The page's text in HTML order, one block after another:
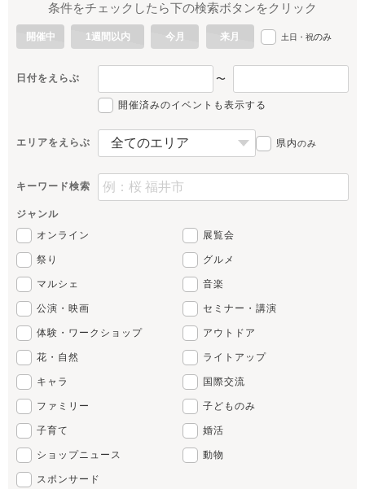
条件をチェックしたら下の検索ボタンをクリック
開催中 1週間以内 今月 来月 土日・祝のみ
日付をえらぶ 〜
開催済みのイベントも表示する
エリアをえらぶ 県内のみ
キーワード検索
ジャンル
オンライン
展覧会
祭り グルメ
マルシェ 音楽
公演・映画 セミナー・講演
体験・ワークショップ アウトドア
花・自然 ライトアップ
キャラ 国際交流
ファミリー 子どものみ
子育て 婚活
ショップニュース 動物
スポンサード